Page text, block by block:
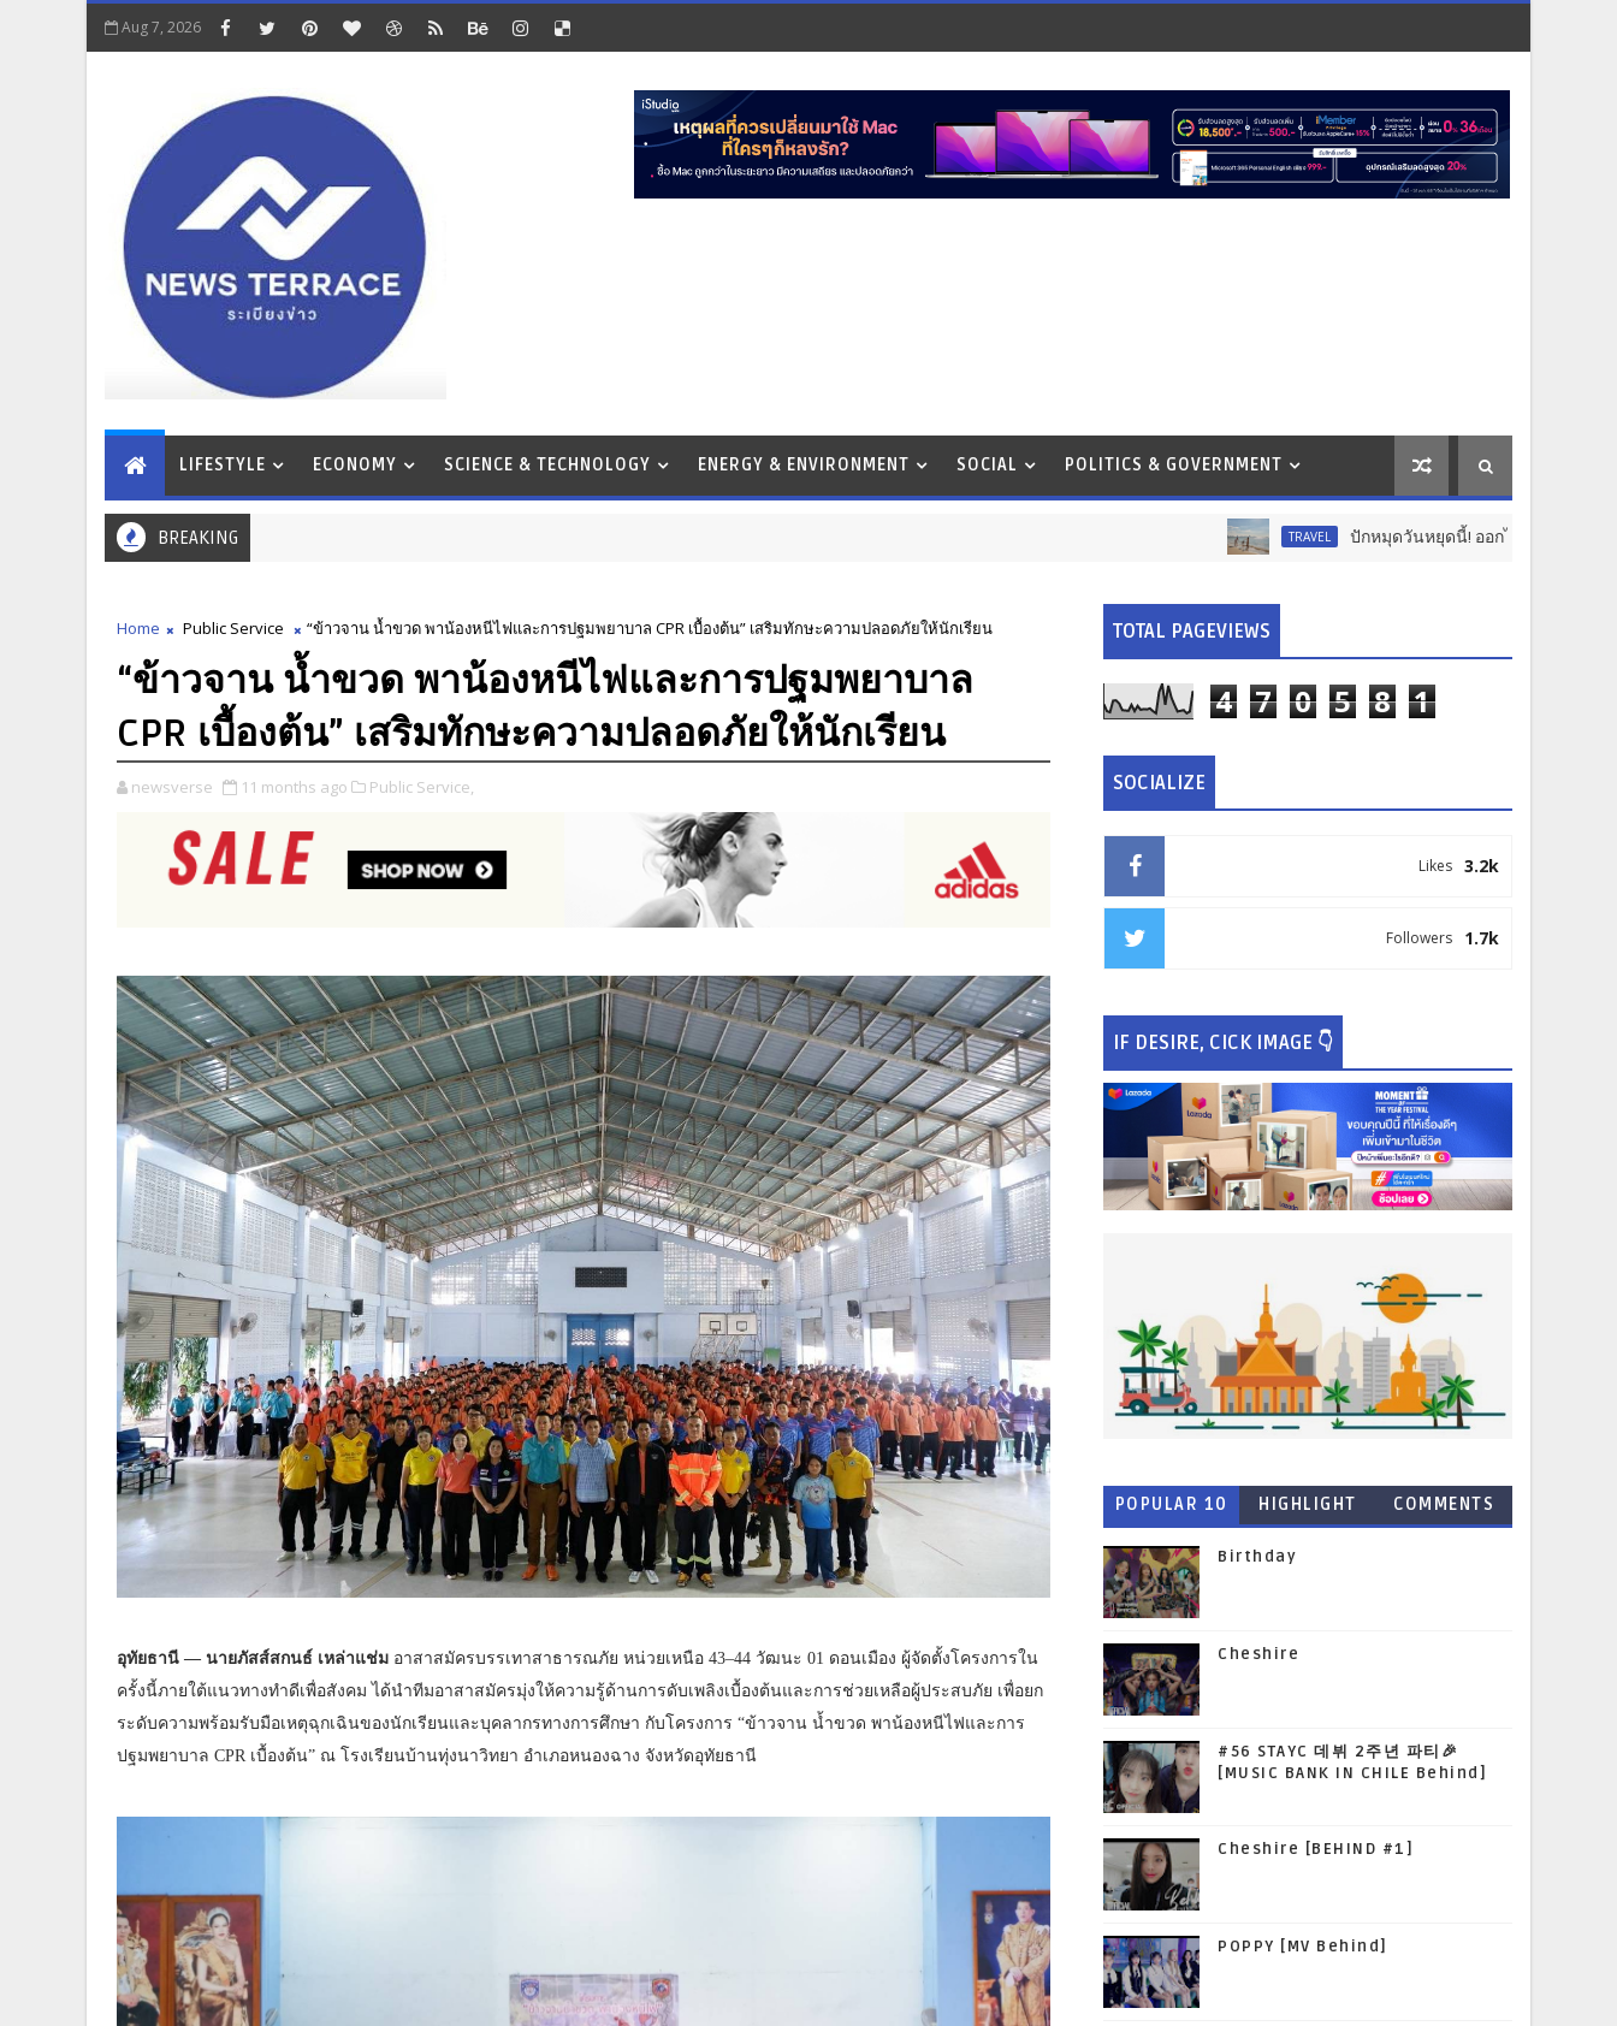
Aug 7, 2026
LIFESTYLE ECONOMY SCIENCE & TECHNOLOGY ENERGY & ENVIRONMENT SOCIAL POLITICS & GOVERNMENT
BREAKING ปักหมุดวันหยุดนี้! ออกไปสร้างช่วงเวลาพิเศษกับคร
Home Public Service “ข้าวจาน น้ำขวด พาน้องหนีไฟและการปฐมพยาบาล CPR เบื้องต้น” เสริมทักษะความปลอดภัยให้นักเรียน
“ข้าวจาน น้ำขวด พาน้องหนีไฟและการปฐมพยาบาล
CPR เบื้องต้น” เสริมทักษะความปลอดภัยให้นักเรียน
newsverse 11 months ago Public Service,
อุทัยธานี — นายภัสส์สกนธ์ เหล่าแช่ม อาสาสมัครบรรเทาสาธารณภัย หน่วยเหนือ 43–44 วัฒนะ 01 ดอนเมือง ผู้จัดตั้งโครงการใน
ครั้งนี้ภายใต้แนวทางทำดีเพื่อสังคม ได้นำทีมอาสาสมัครมุ่งให้ความรู้ด้านการดับเพลิงเบื้องต้นและการช่วยเหลือผู้ประสบภัย เพื่อยก
ระดับความพร้อมรับมือเหตุฉุกเฉินของนักเรียนและบุคลากรทางการศึกษา กับโครงการ “ข้าวจาน น้ำขวด พาน้องหนีไฟและการ
ปฐมพยาบาล CPR เบื้องต้น” ณ โรงเรียนบ้านทุ่งนาวิทยา อำเภอหนองฉาง จังหวัดอุทัยธานี
TOTAL PAGEVIEWS
4 7 0 5 8 1
SOCIALIZE
3.2k
Likes
1.7k
Followers
IF DESIRE, CICK IMAGE 👇
POPULAR 10
HIGHLIGHT
COMMENTS
Birthday
Cheshire
#56 STAYC 데뷔 2주년 파티🎉
[MUSIC BANK IN CHILE Behind]
Cheshire [BEHIND #1]
POPPY [MV Behind]